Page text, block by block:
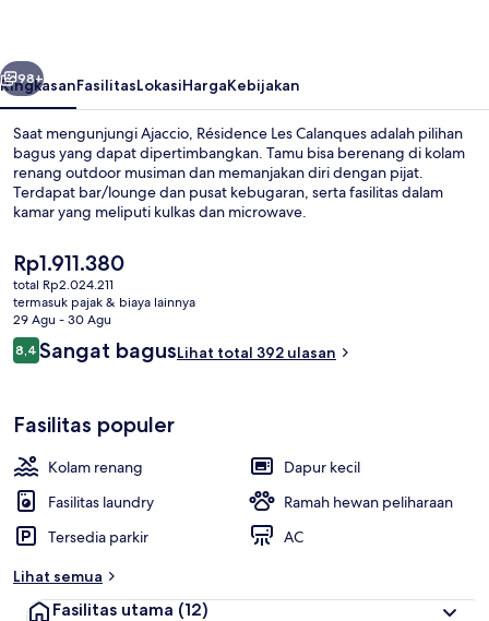
Berikutnya
98+
RingkasanFasilitasLokasiHargaKebijakan
Saat mengunjungi Ajaccio, Résidence Les Calanques adalah pilihan
bagus yang dapat dipertimbangkan. Tamu bisa berenang di kolam
renang outdoor musiman dan memanjakan diri dengan pijat.
Terdapat bar/lounge dan pusat kebugaran, serta fasilitas dalam
kamar yang meliputi kulkas dan microwave.
Harga
saat
ini
Rp1.911.380
Rp1.911.380
total Rp2.024.211
termasuk pajak & biaya lainnya
29 Agu - 30 Agu
Ulasan
8,48,4 dari 10
Sangat bagusLihat total 392 ulasan
Fasilitas populer
Kolam renang
Dapur kecil
Fasilitas laundry
Ramah hewan peliharaan
Tersedia parkir
AC
Lihat semua
Fasilitas utama (12)